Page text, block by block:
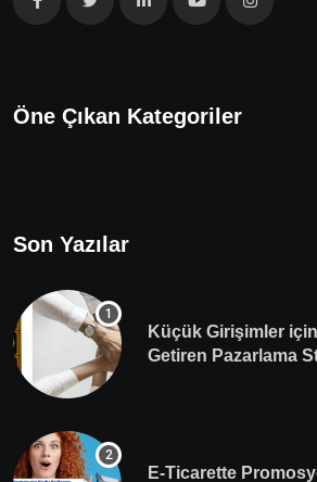
Öne Çıkan Kategoriler
Son Yazılar
Küçük Girişimler
Getiren Pazarlama
E-Ticarette